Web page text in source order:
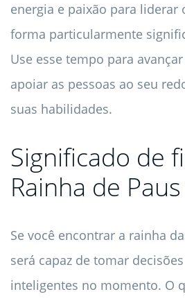
energia e paixão para liderar
forma particularmente
Use esse tempo para
apoiar as pessoas ao seu
suas habilidades.
Significado de
Rainha de
Se você encontrar a rainha
será capaz de tomar
inteligentes no momento. O